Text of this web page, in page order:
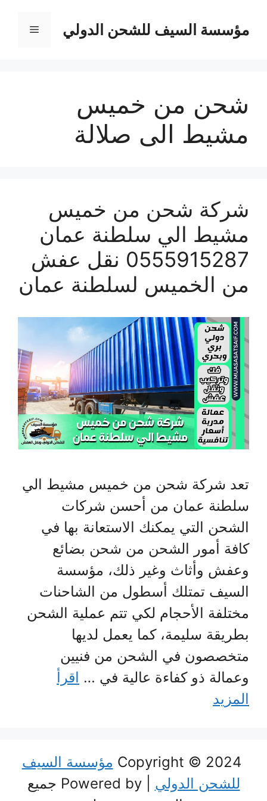
المحتوىمؤسسة السيف للشحن الدولي القائمة
شحن من خميس
مشيط الى صلالة
شركة شحن من خميس
مشيط الي سلطنة عمان
0555915287 نقل عفش
من الخميس لسلطنة عمان
تعد شركة شحن من خميس مشيط الي
سلطنة عمان من أحسن شركات
الشحن التي يمكنك الاستعانة بها في
كافة أمور الشحن من شحن بضائع
وعفش وأثاث وغير ذلك، مؤسسة
السيف تمتلك أسطول من الشاحنات
مختلفة الأحجام لكي تتم عملية الشحن
بطريقة سليمة، كما يعمل لديها
متخصصون في الشحن من فنيين
وعمالة ذو كفاءة عالية في … اقرأ
المزيد
مؤسسة السيف
للشحن الدولي
| Powered by جميع